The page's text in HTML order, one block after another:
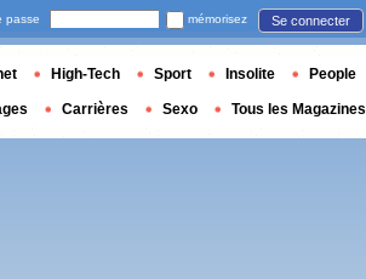
passe mémorisez Se connecter
High-Tech Sport Insolite People
Carrières Sexo Tous les Magazines